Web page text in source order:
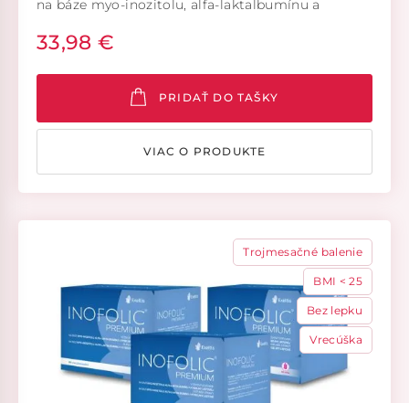
na báze myo-inozitolu, alfa-laktalbumínu a
dodatočného množstva myo-inozitolu, alfa-
laktalbumínu a kysliny listovej v prípade ich
zníženého prísunu v strave alebo pri ich zvýšenej
potrebe v organizme.
33,98 €
PRIDAŤ DO TAŠKY
VIAC O PRODUKTE
Trojmesačné balenie
BMI < 25
Bez lepku
Vrecúška